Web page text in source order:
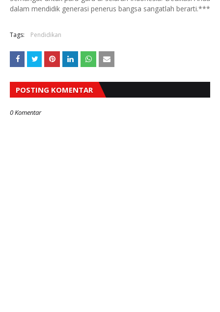
dalam mendidik generasi penerus bangsa sangatlah berarti.***
Tags: Pendidikan
POSTING KOMENTAR
0 Komentar